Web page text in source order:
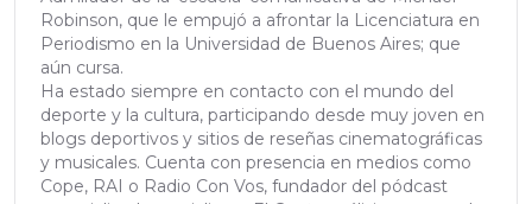
Robinson, que le empujó a afrontar la Licenciatura en
Periodismo en la Universidad de Buenos Aires; que
aún cursa.
Ha estado siempre en contacto con el mundo del
deporte y la cultura, participando desde muy joven en
blogs deportivos y sitios de reseñas cinematográficas
y musicales. Cuenta con presencia en medios como
Cope, RAI o Radio Con Vos, fundador del pódcast